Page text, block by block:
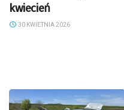
kwiecień
30 KWIETNIA 2026